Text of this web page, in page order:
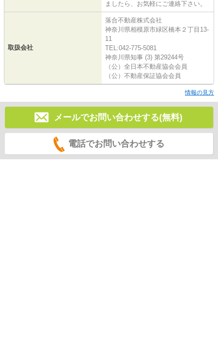
ましたら、お気軽にご連絡下さい。
取扱会社
落合不動産株式会社
神奈川県相模原市緑区橋本２丁目13-
11
TEL:042-775-5081
神奈川県知事 (3) 第29244号
（公）全日本不動産協会会員
（公）不動産保証協会会員
情報の見方
メールでお問い合わせする(無料)
電話でお問い合わせする